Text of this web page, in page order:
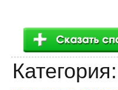
Категория: